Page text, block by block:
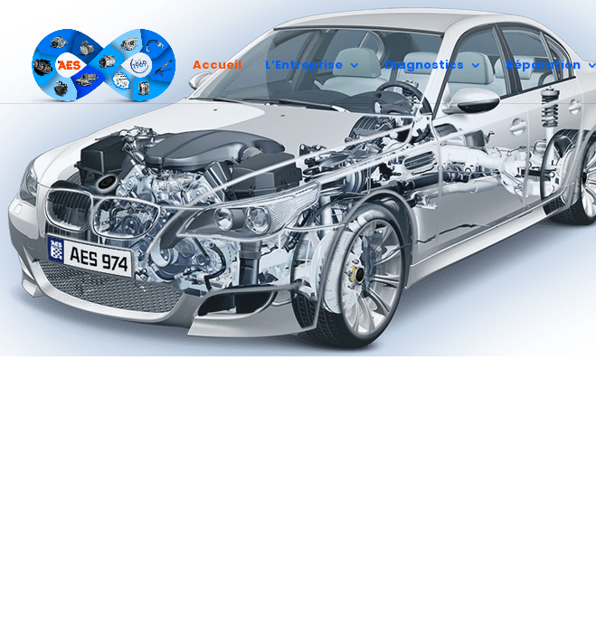
Accueil L’Entreprise Diagnostics Réparation